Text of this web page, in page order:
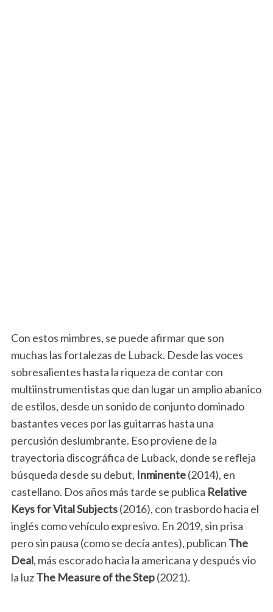
Con estos mimbres, se puede afirmar que son
muchas las fortalezas de Luback. Desde las voces
sobresalientes hasta la riqueza de contar con
multiinstrumentistas que dan lugar un amplio abanico
de estilos, desde un sonido de conjunto dominado
bastantes veces por las guitarras hasta una
percusión deslumbrante. Eso proviene de la
trayectoria discográfica de Luback, donde se refleja
búsqueda desde su debut, Inminente(2014), en
castellano. Dos años más tarde se publica Relative
Keys for Vital Subjects(2016), con trasbordo hacia el
inglés como vehículo expresivo. En 2019, sin prisa
pero sin pausa (como se decía antes), publican The
Deal, más escorado hacia la americana y después vio
la luzThe Measure of the Step(2021).